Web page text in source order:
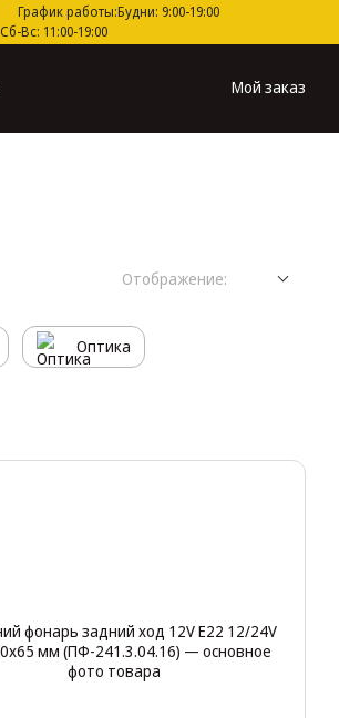
График работы:Будни: 9:00-19:00
Сб-Вс: 11:00-19:00
Мой заказ
Отображение:
Оптика